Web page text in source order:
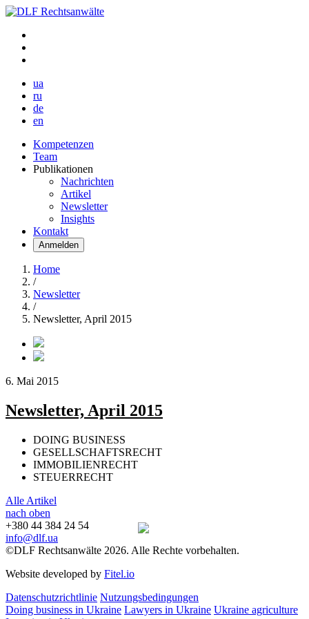
ua
ru
de
en
Kompetenzen
Team
Publikationen
Nachrichten
Artikel
Newsletter
Insights
Kontakt
Anmelden
Home
/
Newsletter
/
Newsletter, April 2015
6. Mai 2015
Newsletter, April 2015
DOING BUSINESS
GESELLSCHAFTSRECHT
IMMOBILIENRECHT
STEUERRECHT
Alle Artikel
nach oben
+380 44 384 24 54
info@dlf.ua
©DLF Rechtsanwälte 2026. Alle Rechte vorbehalten.
Website developed by Fitel.io
Datenschutzrichtlinie Nutzungsbedingungen
Doing business in Ukraine Lawyers in Ukraine Ukraine agriculture